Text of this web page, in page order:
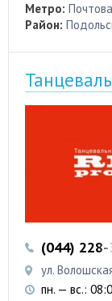
Метро:
Район:
(044)
ул.
пн. — вс.: